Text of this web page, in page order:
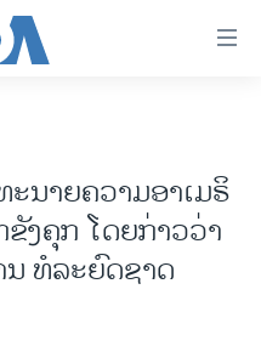
2024
ນາຍ​ຄວາມ​ອາ​ເມ​ຣິ​
ງ​ຄຸກ ໂດຍ​ກ່າວ​ວ່າ
ນ​ ທໍ​ລະ​ຍົດ​ຊາດ